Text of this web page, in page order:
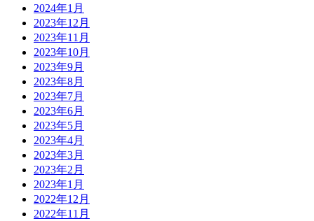
2024年1月
2023年12月
2023年11月
2023年10月
2023年9月
2023年8月
2023年7月
2023年6月
2023年5月
2023年4月
2023年3月
2023年2月
2023年1月
2022年12月
2022年11月